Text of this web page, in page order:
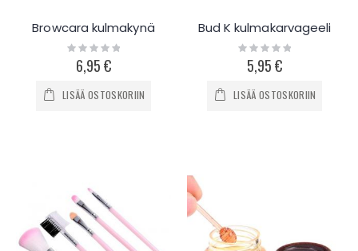
Browcara kulmakynä
Rating:
0%6,95 €
LISÄÄ OSTOSKORIIN
Bud K kulmakarvageeli
Rating:
0%5,95 €
LISÄÄ OSTOSKORIIN